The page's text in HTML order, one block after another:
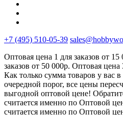
+7 (495) 510-05-39
Оптовая цена 1 для заказов от
заказов от 50 000р. Оптовая цена
Как только сумма товаров у вас
очередной порог, все цены
выгодной оптовой цене!
считается именно по Оптовой
считается именно по Оптовой